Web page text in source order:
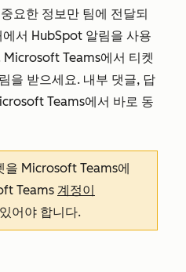
요한 정보만 팀에 전달되
서 HubSpot 알림을 사용
Microsoft Teams에서 티켓
을 받으세요. 내부 댓글, 답
Teams에서 바로 동
을 Microsoft Teams에
Teams 계정이
어야 합니다.